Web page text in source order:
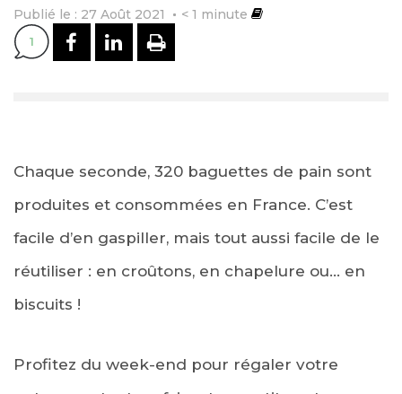
Publié le : 27 Août 2021 < 1 minute
1 PARTAGER SUR FACEBOOK
PARTAGER SUR
IMPRIMER
Chaque seconde, 320 baguettes de pain sont
produites et consommées en France. C’est
facile d’en gaspiller, mais tout aussi facile de le
réutiliser : en croûtons, en chapelure ou… en
biscuits !
Profitez du week-end pour régaler votre